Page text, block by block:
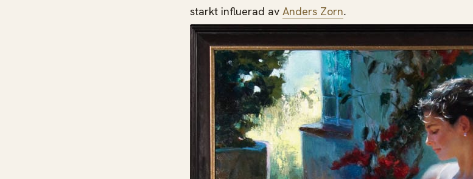
starkt influerad av Anders Zorn.